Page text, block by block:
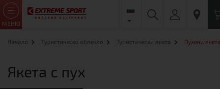
МЕНЮ
Начало Туристическо облекло Туристически якета Пухени
Якета с пух